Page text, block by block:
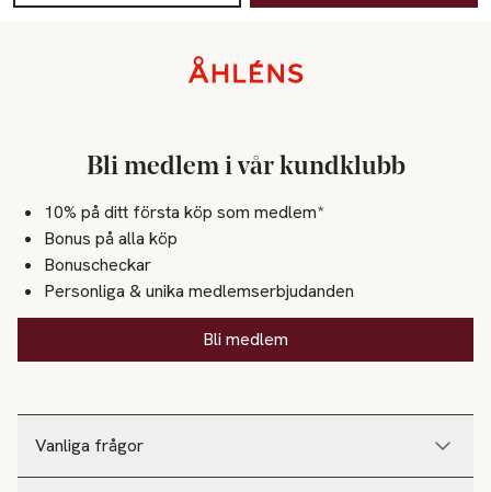
Vanliga frågor
Bli medlem i vår kundklubb
10% på ditt första köp som medlem*
Bonus på alla köp
Bonuscheckar
Personliga & unika medlemserbjudanden
Bli medlem